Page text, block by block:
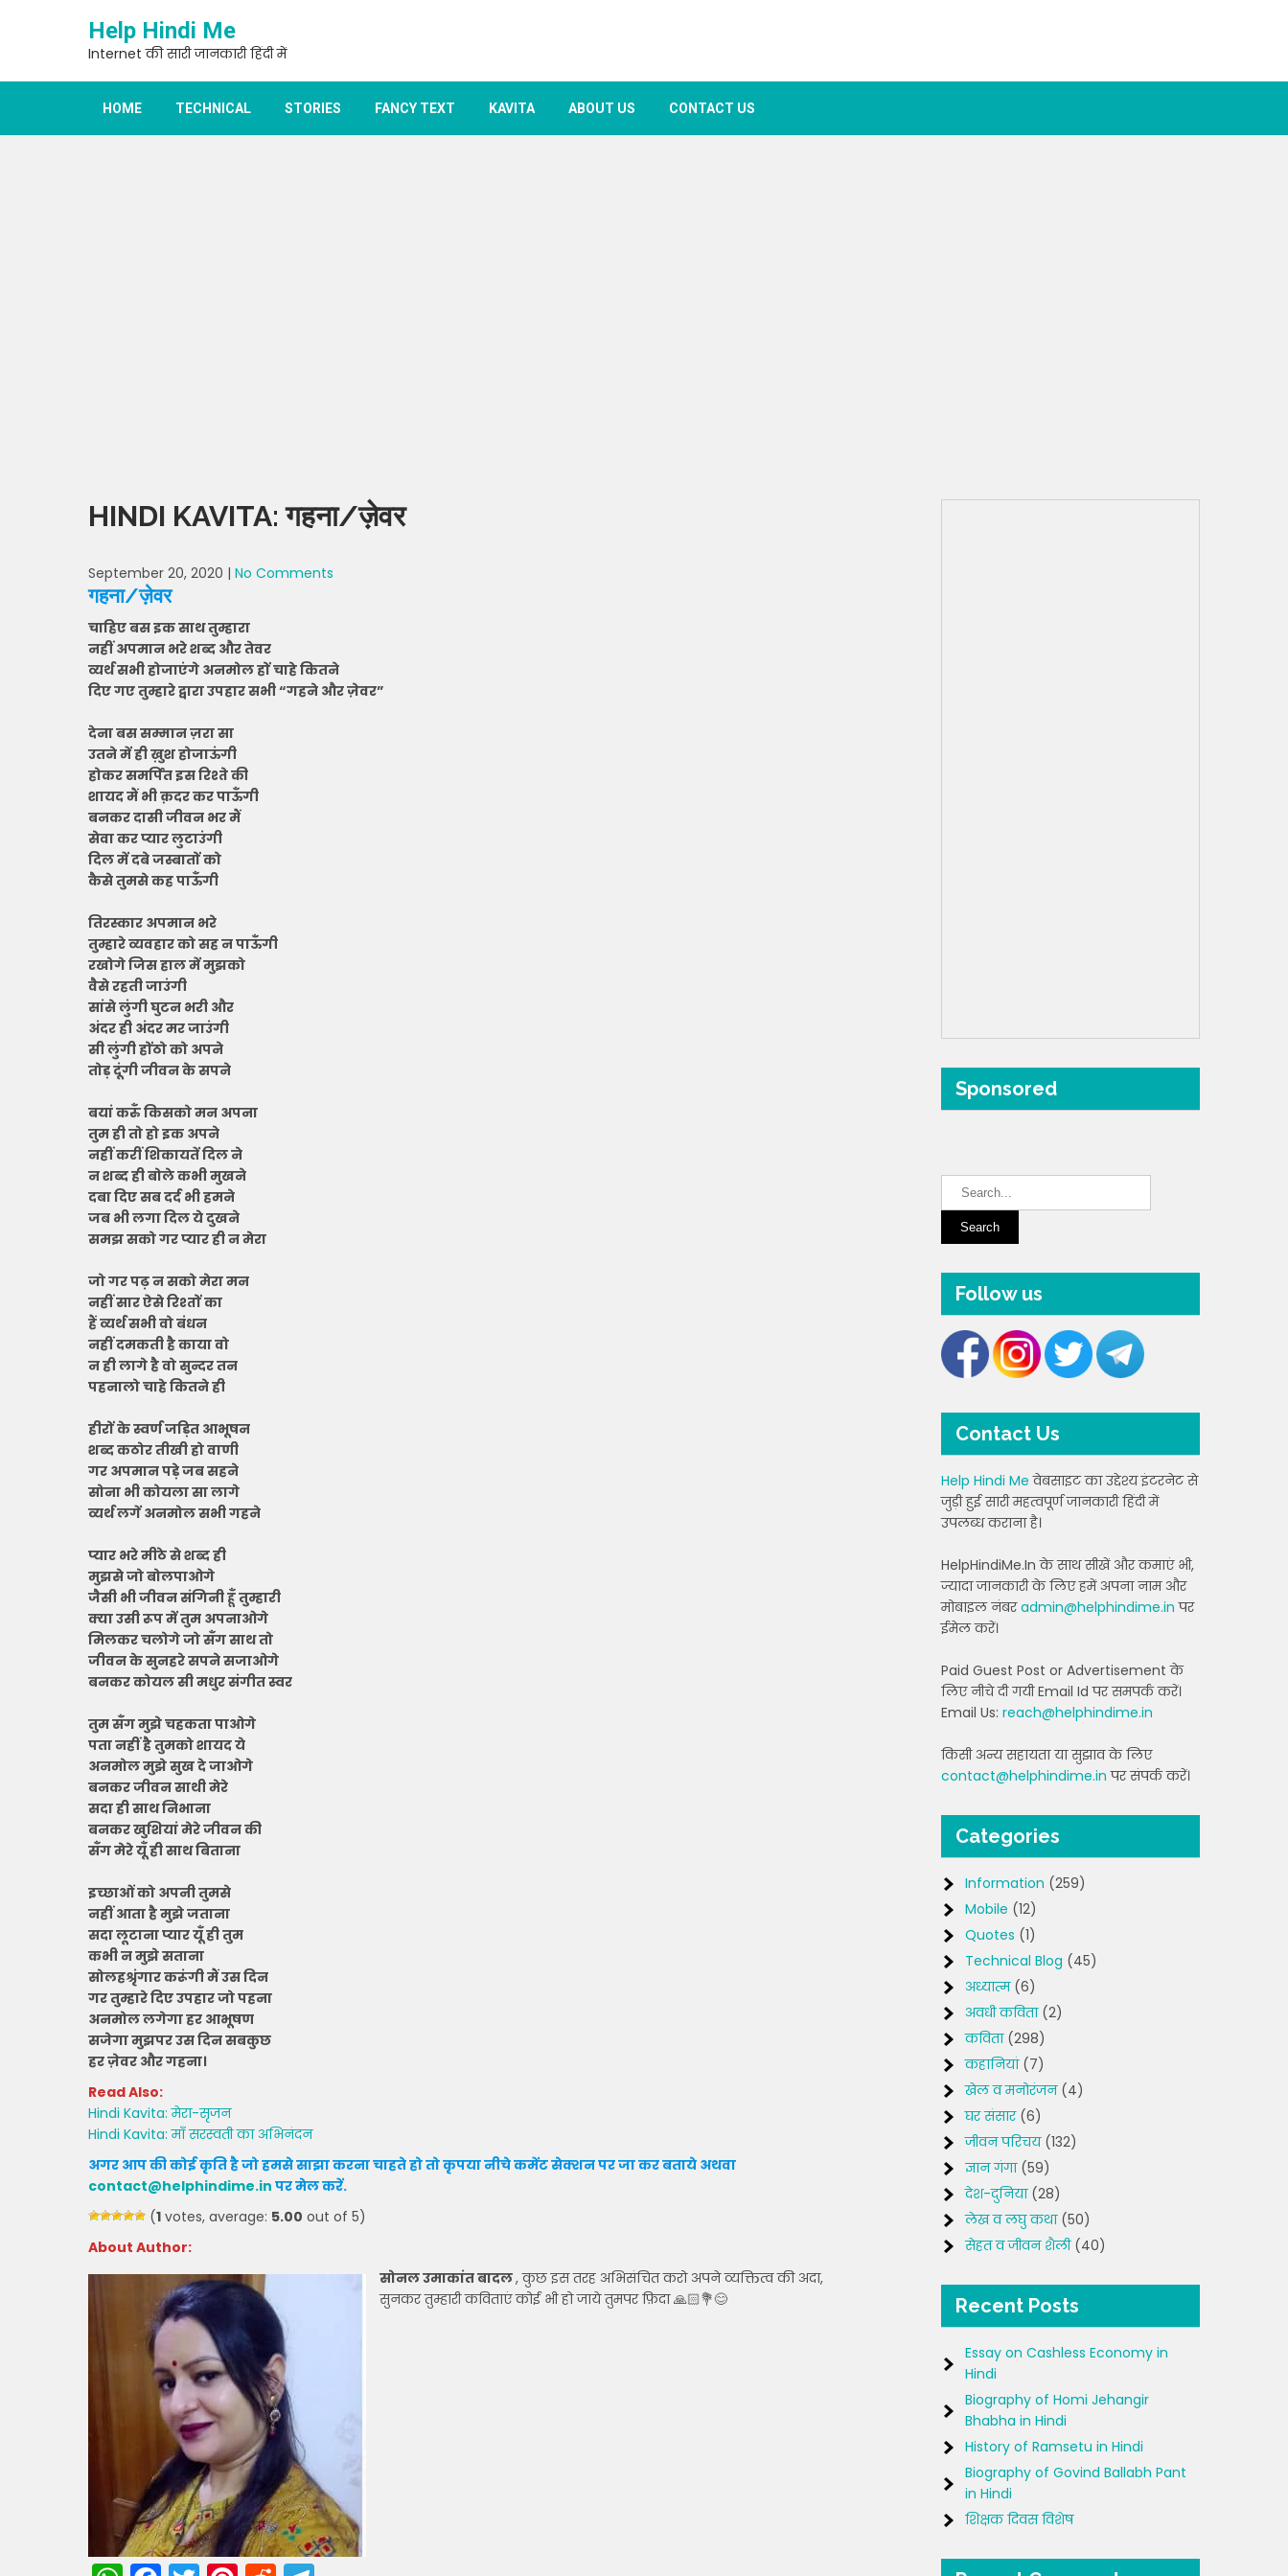
Help Hindi Me
Internet की सारी जानकारी हिंदी में
HOME TECHNICAL STORIES FANCY TEXT KAVITA ABOUT US CONTACT US
HINDI KAVITA: गहना/ज़ेवर
September 20, 2020 | No Comments
गहना/ज़ेवर
चाहिए बस इक साथ तुम्हारा
नहीं अपमान भरे शब्द और तेवर
व्यर्थ सभी होजाएंगे अनमोल हों चाहे कितने
दिए गए तुम्हारे द्वारा उपहार सभी “गहने और ज़ेवर”
देना बस सम्मान ज़रा सा
उतने में ही ख़ुश होजाऊंगी
होकर समर्पित इस रिश्ते की
शायद मैं भी क़दर कर पाऊँगी
बनकर दासी जीवन भर मैं
सेवा कर प्यार लुटाउंगी
दिल में दबे जस्बातों को
कैसे तुमसे कह पाऊँगी
तिरस्कार अपमान भरे
तुम्हारे व्यवहार को सह न पाऊँगी
रखोगे जिस हाल में मुझको
वैसे रहती जाउंगी
सांसे लुंगी घुटन भरी और
अंदर ही अंदर मर जाउंगी
सी लुंगी होंठो को अपने
तोड़ दूंगी जीवन के सपने
बयां करुँ किसको मन अपना
तुम ही तो हो इक अपने
नहीं करीं शिकायतें दिल ने
न शब्द ही बोले कभी मुखने
दबा दिए सब दर्द भी हमने
जब भी लगा दिल ये दुखने
समझ सको गर प्यार ही न मेरा
जो गर पढ़ न सको मेरा मन
नहीं सार ऐसे रिश्तों का
हैं व्यर्थ सभी वो बंधन
नहीं दमकती है काया वो
न ही लागे है वो सुन्दर तन
पहनालो चाहे कितने ही
हीरों के स्वर्ण जड़ित आभूषन
शब्द कठोर तीखी हो वाणी
गर अपमान पड़े जब सहने
सोना भी कोयला सा लागे
व्यर्थ लगें अनमोल सभी गहने
प्यार भरे मीठे से शब्द ही
मुझसे जो बोलपाओगे
जैसी भी जीवन संगिनी हूँ तुम्हारी
क्या उसी रूप में तुम अपनाओगे
मिलकर चलोगे जो सँग साथ तो
जीवन के सुनहरे सपने सजाओगे
बनकर कोयल सी मधुर संगीत स्वर
तुम सँग मुझे चहकता पाओगे
पता नहीं है तुमको शायद ये
अनमोल मुझे सुख दे जाओगे
बनकर जीवन साथी मेरे
सदा ही साथ निभाना
बनकर खुशियां मेरे जीवन की
सँग मेरे यूँ ही साथ बिताना
इच्छाओं को अपनी तुमसे
नहीं आता है मुझे जताना
सदा लूटाना प्यार यूँ ही तुम
कभी न मुझे सताना
सोलहश्रृंगार करूंगी मैं उस दिन
गर तुम्हारे दिए उपहार जो पहना
अनमोल लगेगा हर आभूषण
सजेगा मुझपर उस दिन सबकुछ
हर ज़ेवर और गहना।
Read Also:
Hindi Kavita: मेरा-सृजन
Hindi Kavita: माँ सरस्वती का अभिनंदन
अगर आप की कोई कृति है जो हमसे साझा करना चाहते हो तो कृपया नीचे कमेंट सेक्शन पर जा कर बताये अथवा
contact@helphindime.in पर मेल करें.
(1 votes, average: 5.00 out of 5)
About Author:
सोनल उमाकांत बादल, कुछ इस तरह अभिसंचित करो अपने व्यक्तित्व की अदा,
सुनकर तुम्हारी कविताएं कोई भी हो जाये तुमपर फ़िदा 🙏🏻💐😊
Sponsored
Follow us
Contact Us
Help Hindi Me वेबसाइट का उद्देश्य इंटरनेट से
जुड़ी हुई सारी महत्वपूर्ण जानकारी हिंदी में
उपलब्ध कराना है।
HelpHindiMe.In के साथ सीखें और कमाएं भी,
ज्यादा जानकारी के लिए हमें अपना नाम और
मोबाइल नंबरadmin@helphindime.in पर
ईमेल करें।
Paid Guest Post or Advertisement के
लिए नीचे दी गयी Email Id पर समपर्क करें।
Email Us: reach@helphindime.in
किसी अन्य सहायता या सुझाव के लिए
contact@helphindime.in पर संपर्क करें।
Categories
Information (259)
Mobile (12)
Quotes (1)
Technical Blog (45)
अध्यात्म(6)
अवधी कविता(2)
कविता(298)
कहानियां(7)
खेल व मनोरंजन(4)
घर संसार(6)
जीवन परिचय(132)
ज्ञान गंगा(59)
देश-दुनिया(28)
लेख व लघु कथा(50)
सेहत व जीवन शैली(40)
Recent Posts
Essay on Cashless Economy in
Hindi
Biography of Homi Jehangir
Bhabha in Hindi
History of Ramsetu in Hindi
Biography of Govind Ballabh Pant
in Hindi
शिक्षक दिवस विशेष